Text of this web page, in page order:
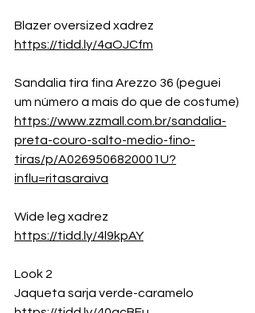
Blazer oversized xadrez
https://tidd.ly/4aOJCfm
Sandalia tira fina Arezzo 36 (peguei
um número a mais do que de costume)
https://www.zzmall.com.br/sandalia-
preta-couro-salto-medio-fino-
tiras/p/A0269506820001U?
influ=ritasaraiva
Wide leg xadrez
https://tidd.ly/4l9kpAY
Look 2
Jaqueta sarja verde-caramelo